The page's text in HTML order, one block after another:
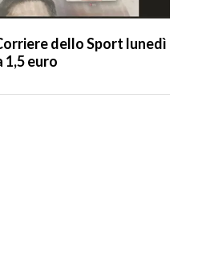
dello Sport lunedì
1,5 euro